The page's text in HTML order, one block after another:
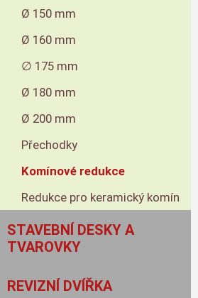
Ø 150 mm
Ø 160 mm
∅ 175 mm
Ø 180 mm
Ø 200 mm
Přechodky
Komínové redukce
Redukce pro keramický komín
STAVEBNÍ DESKY A
TVAROVKY
REVIZNÍ DVÍŘKA